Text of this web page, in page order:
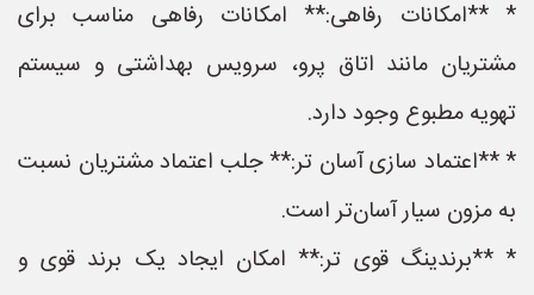
* **امکانات رفاهی:** امکانات رفاهی مناسب برای
مشتریان مانند اتاق پرو، سرویس بهداشتی و سیستم
تهویه مطبوع وجود دارد.
* **اعتماد سازی آسان تر:** جلب اعتماد مشتریان نسبت
به مزون سیار آسان‌تر است.
* **برندینگ قوی تر:** امکان ایجاد یک برند قوی و